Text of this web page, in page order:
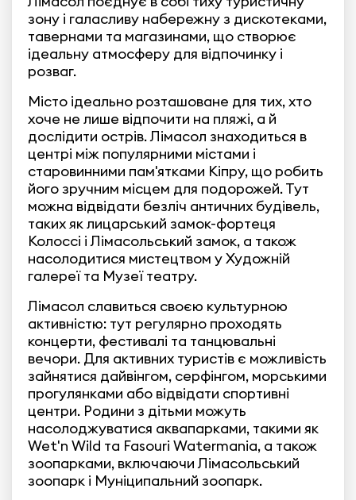
зону і галасливу набережну з дискотеками,
тавернами та магазинами, що створює
ідеальну атмосферу для відпочинку і
розваг.
Місто ідеально розташоване для тих, хто
хоче не лише відпочити на пляжі, а й
дослідити острів. Лімасол знаходиться в
центрі між популярними містами і
старовинними пам'ятками Кіпру, що робить
його зручним місцем для подорожей. Тут
можна відвідати безліч античних будівель,
таких як лицарський замок-фортеця
Колоссі і Лімасольський замок, а також
насолодитися мистецтвом у Художній
галереї та Музеї театру.
Лімасол славиться своєю культурною
активністю: тут регулярно проходять
концерти, фестивалі та танцювальні
вечори. Для активних туристів є можливість
зайнятися дайвінгом, серфінгом, морськими
прогулянками або відвідати спортивні
центри. Родини з дітьми можуть
насолоджуватися аквапарками, такими як
Wet'n Wild та Fasouri Watermania, а також
зоопарками, включаючи Лімасольський
зоопарк і Муніципальний зоопарк.